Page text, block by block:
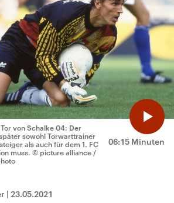
06:15 Minuten
von Schalke 04: Der
sowohl Torwarttrainer
als auch für dem 1. FC
muss. © picture alliance /
| 23.05.2021